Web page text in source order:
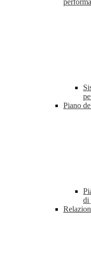
Piano
di